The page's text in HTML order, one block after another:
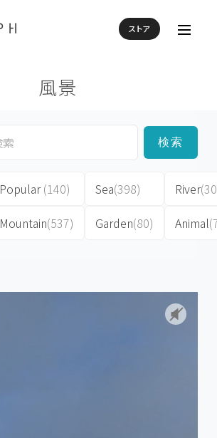
ストア
風景
検索
Popular(140)
Mountain(537)
Sea(398)
Garden(80)
River
Animal